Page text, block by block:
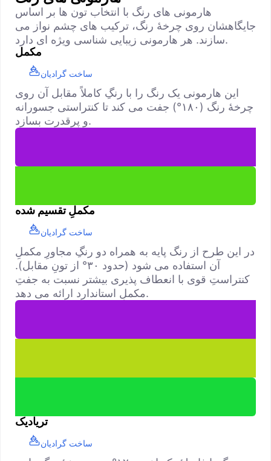
هارمونی های رنگ با انتخاب تون ها بر اساس
جایگاهشان روی چرخهٔ رنگ، ترکیب های چشم نواز می
سازند. هر هارمونی زیبایی شناسی ویژه ای دارد.
مکمل
ساخت گرادیان
این هارمونی یک رنگ را با رنگِ کاملاً مقابل آن روی
چرخهٔ رنگ (۱۸۰°) جفت می کند تا کنتراستی جسورانه
و پرقدرت بسازد.
مکملِ تقسیم شده
ساخت گرادیان
در این طرح از رنگ پایه به همراه دو رنگِ مجاورِ مکملِ
آن استفاده می شود (حدود ۳۰° از تونِ مقابل).
کنتراستِ قوی با انعطاف پذیری بیشتر نسبت به جفتِ
مکملِ استاندارد ارائه می دهد.
تریادیک
ساخت گرادیان